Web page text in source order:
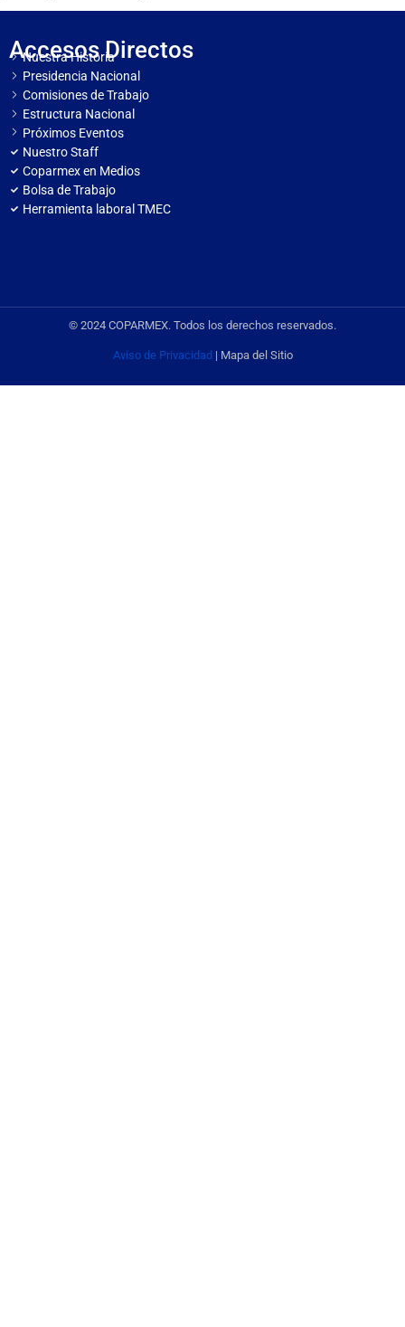
Accesos Directos
Nuestra Historia
Presidencia Nacional
Comisiones de Trabajo
Estructura Nacional
Próximos Eventos
Nuestro Staff
Coparmex en Medios
Bolsa de Trabajo
Herramienta laboral TMEC
© 2024 COPARMEX. Todos los derechos reservados.
Aviso de Privacidad| Mapa del Sitio